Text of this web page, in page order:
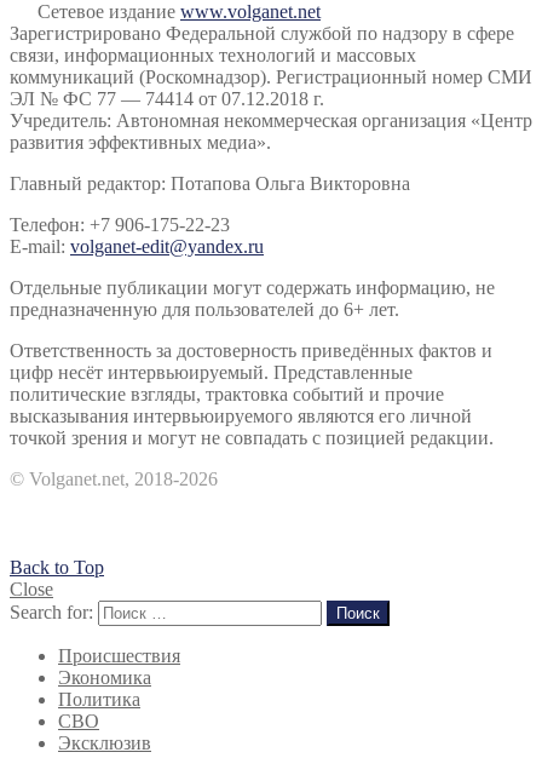
Сетевое издание www.volganet.net
Зарегистрировано Федеральной службой по надзору в сфере
связи, информационных технологий и массовых
коммуникаций (Роскомнадзор). Регистрационный номер СМИ
ЭЛ № ФС 77 — 74414 от 07.12.2018 г.
Учредитель: Автономная некоммерческая организация «Центр
развития эффективных медиа».
Главный редактор: Потапова Ольга Викторовна
Телефон: +7 906-175-22-23
E-mail: volganet-edit@yandex.ru
Отдельные публикации могут содержать информацию, не
предназначенную для пользователей до 6+ лет.
Ответственность за достоверность приведённых фактов и
цифр несёт интервьюируемый. Представленные
политические взгляды, трактовка событий и прочие
высказывания интервьюируемого являются его личной
точкой зрения и могут не совпадать с позицией редакции.
© Volganet.net, 2018-2026
Back to Top
Close
Search for:
Поиск
Происшествия
Экономика
Политика
СВО
Эксклюзив